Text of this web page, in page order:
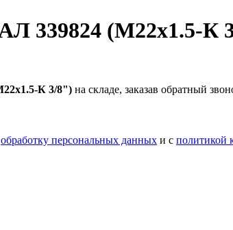
339824 (М22х1.5-К
К 3/8") на складе, заказав обратный
обработку персональных данных и с политикой